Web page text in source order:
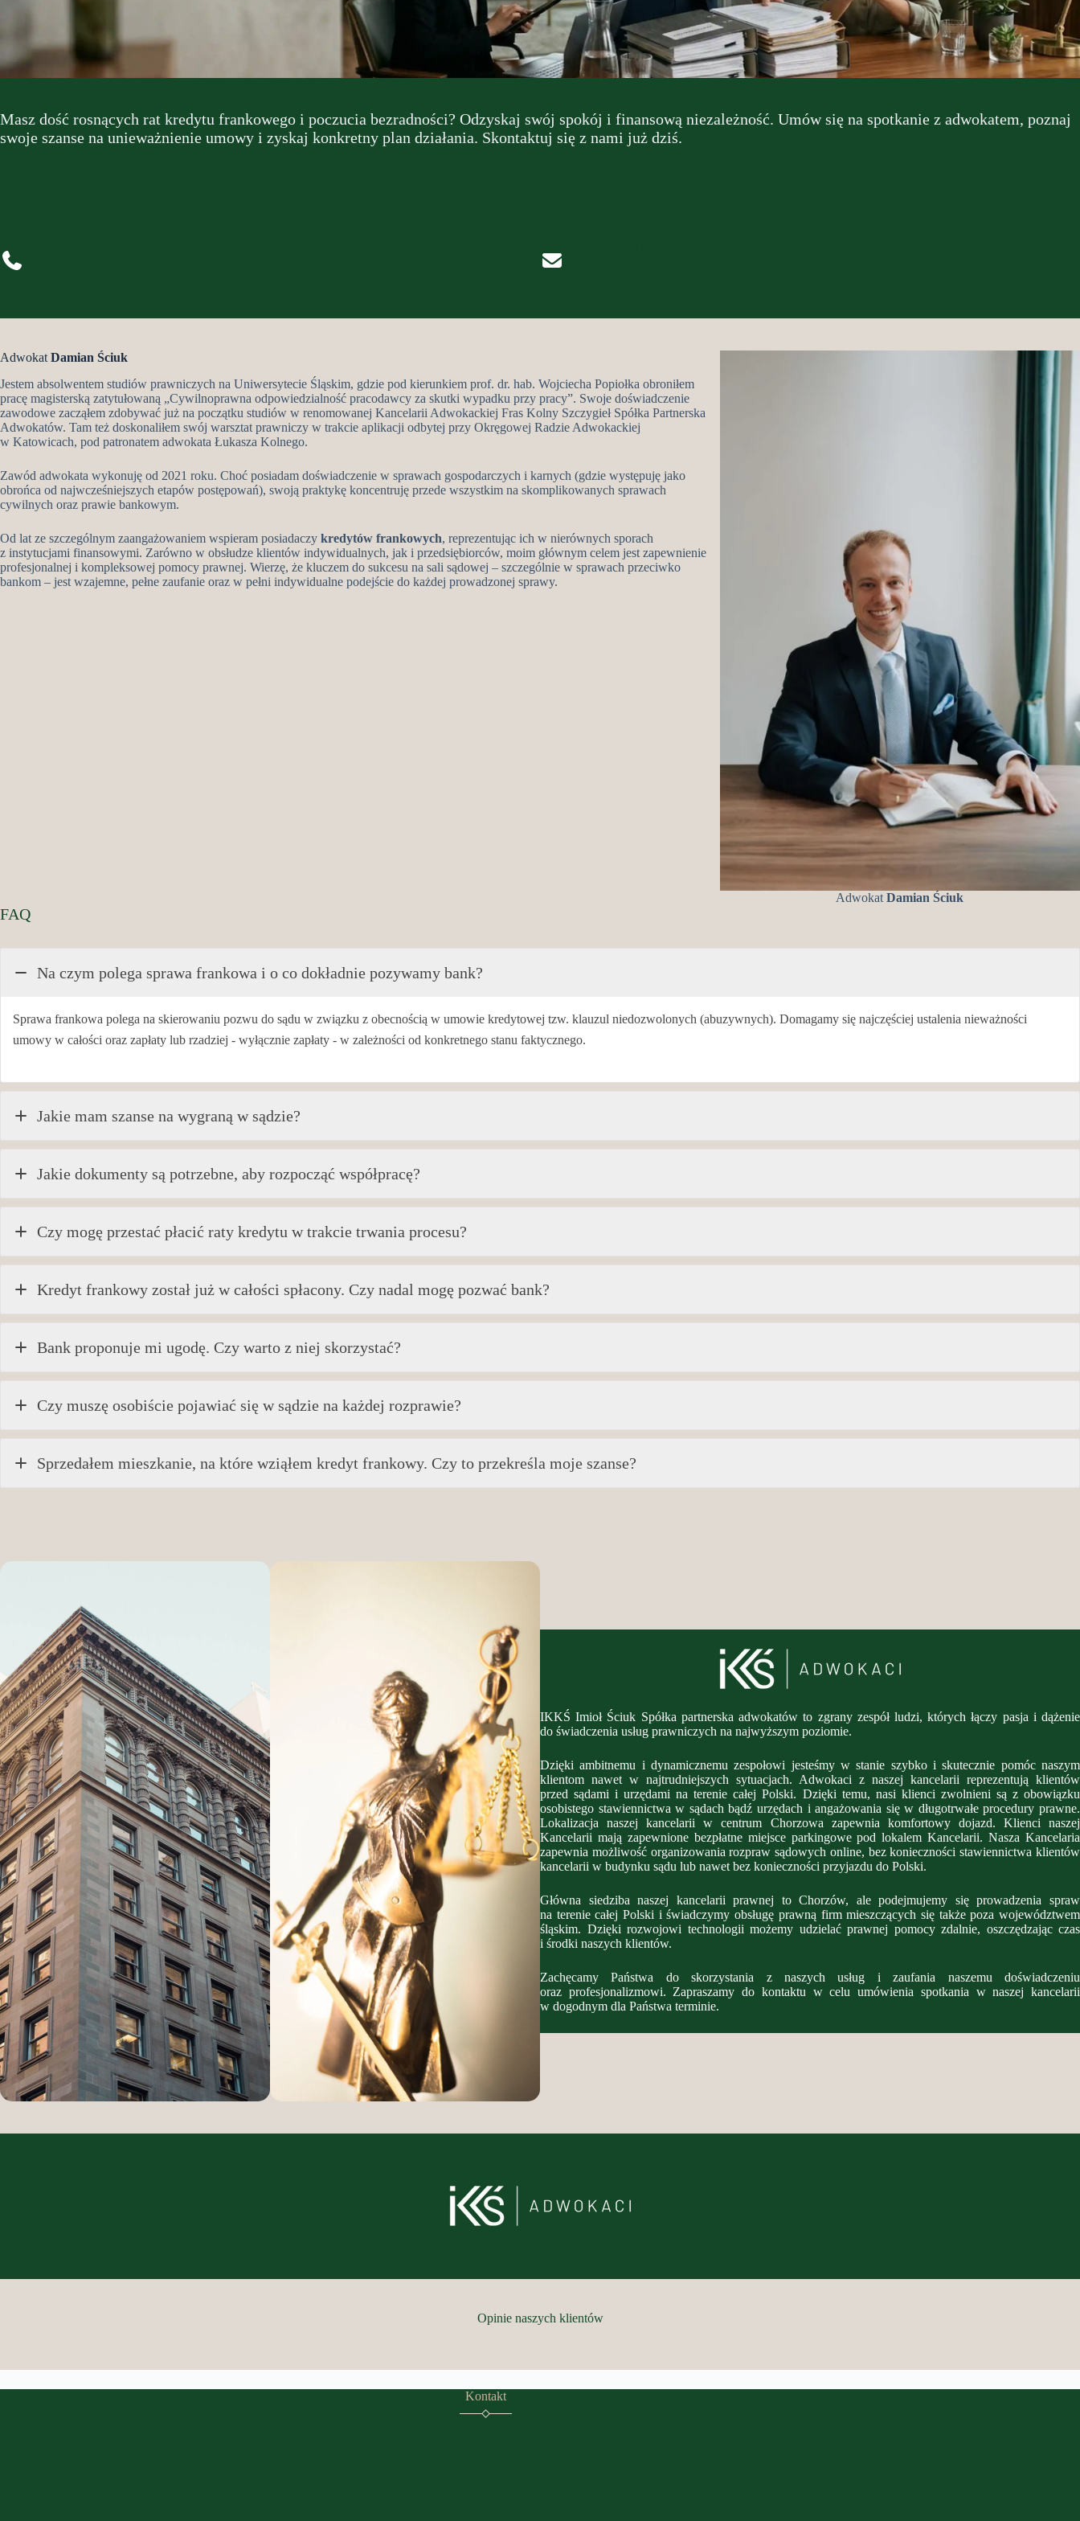
Masz dość rosnących rat kredytu frankowego i poczucia bezradności? Odzyskaj swój spokój i finansową niezależność. Umów się na spotkanie z adwokatem, poznaj
swoje szanse na unieważnienie umowy i zyskaj konkretny plan działania. Skontaktuj się z nami już dziś.
AdwokatDamian Ściuk
Jestem absolwentem studiów prawniczych na Uniwersytecie Śląskim, gdzie pod kierunkiem prof. dr. hab. Wojciecha Popiołka obroniłem
pracę magisterską zatytułowaną „Cywilnoprawna odpowiedzialność pracodawcy za skutki wypadku przy pracy”. Swoje doświadczenie
zawodowe zacząłem zdobywać już na początku studiów w renomowanej Kancelarii Adwokackiej Fras Kolny Szczygieł Spółka Partnerska
Adwokatów. Tam też doskonaliłem swój warsztat prawniczy w trakcie aplikacji odbytej przy Okręgowej Radzie Adwokackiej
w Katowicach, pod patronatem adwokata Łukasza Kolnego.
Zawód adwokata wykonuję od 2021 roku. Choć posiadam doświadczenie w sprawach gospodarczych i karnych (gdzie występuję jako
obrońca od najwcześniejszych etapów postępowań), swoją praktykę koncentruję przede wszystkim na skomplikowanych sprawach
cywilnych oraz prawie bankowym.
Od lat ze szczególnym zaangażowaniem wspieram posiadaczy kredytów frankowych, reprezentując ich w nierównych sporach
z instytucjami finansowymi. Zarówno w obsłudze klientów indywidualnych, jak i przedsiębiorców, moim głównym celem jest zapewnienie
profesjonalnej i kompleksowej pomocy prawnej. Wierzę, że kluczem do sukcesu na sali sądowej – szczególnie w sprawach przeciwko
bankom – jest wzajemne, pełne zaufanie oraz w pełni indywidualne podejście do każdej prowadzonej sprawy.
AdwokatDamian Ściuk
FAQ
Na czym polega sprawa frankowa i o co dokładnie pozywamy bank?
Sprawa frankowa polega na skierowaniu pozwu do sądu w związku z obecnością w umowie kredytowej tzw. klauzul niedozwolonych (abuzywnych). Domagamy się najczęściej ustalenia nieważności
umowy w całości oraz zapłaty lub rzadziej - wyłącznie zapłaty - w zależności od konkretnego stanu faktycznego.
Jakie mam szanse na wygraną w sądzie?
Jakie dokumenty są potrzebne, aby rozpocząć współpracę?
Czy mogę przestać płacić raty kredytu w trakcie trwania procesu?
Kredyt frankowy został już w całości spłacony. Czy nadal mogę pozwać bank?
Bank proponuje mi ugodę. Czy warto z niej skorzystać?
Czy muszę osobiście pojawiać się w sądzie na każdej rozprawie?
Sprzedałem mieszkanie, na które wziąłem kredyt frankowy. Czy to przekreśla moje szanse?
IKKŚ Imioł Ściuk Spółka partnerska adwokatów to zgrany zespół ludzi, których łączy pasja i dążenie
do świadczenia usług prawniczych na najwyższym poziomie.
Dzięki ambitnemu i dynamicznemu zespołowi jesteśmy w stanie szybko i skutecznie pomóc naszym
klientom nawet w najtrudniejszych sytuacjach. Adwokaci z naszej kancelarii reprezentują klientów
przed sądami i urzędami na terenie całej Polski. Dzięki temu, nasi klienci zwolnieni są z obowiązku
osobistego stawiennictwa w sądach bądź urzędach i angażowania się w długotrwałe procedury prawne.
Lokalizacja naszej kancelarii w centrum Chorzowa zapewnia komfortowy dojazd. Klienci naszej
Kancelarii mają zapewnione bezpłatne miejsce parkingowe pod lokalem Kancelarii. Nasza Kancelaria
zapewnia możliwość organizowania rozpraw sądowych online, bez konieczności stawiennictwa klientów
kancelarii w budynku sądu lub nawet bez konieczności przyjazdu do Polski.
Główna siedziba naszej kancelarii prawnej to Chorzów, ale podejmujemy się prowadzenia spraw
na terenie całej Polski i świadczymy obsługę prawną firm mieszczących się także poza województwem
śląskim. Dzięki rozwojowi technologii możemy udzielać prawnej pomocy zdalnie, oszczędzając czas
i środki naszych klientów.
Zachęcamy Państwa do skorzystania z naszych usług i zaufania naszemu doświadczeniu
oraz profesjonalizmowi. Zapraszamy do kontaktu w celu umówienia spotkania w naszej kancelarii
w dogodnym dla Państwa terminie.
Opinie naszych klientów
Kontakt